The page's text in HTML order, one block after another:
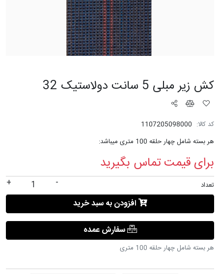
کش زیر مبلی 5 سانت دولاستیک 32
کد کالا: 1107205098000
هر بسته شامل چهار حلقه 100 متری میباشد:
برای قیمت تماس بگیرید
تعداد -
+
افزودن به سبد خرید
سفارش عمده
هر بسته شامل چهار حلقه 100 متری